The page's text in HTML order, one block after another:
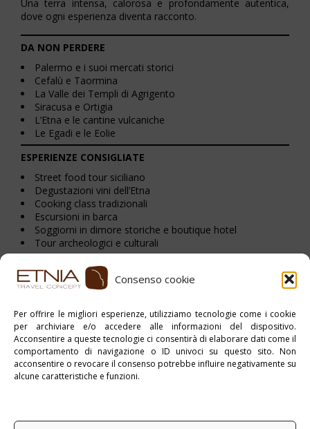
Consenso cookie
Per offrire le migliori esperienze, utilizziamo tecnologie come i cookie
per archiviare e/o accedere alle informazioni del dispositivo.
Acconsentire a queste tecnologie ci consentirà di elaborare dati come il
comportamento di navigazione o ID univoci su questo sito. Non
acconsentire o revocare il consenso potrebbe influire negativamente su
alcune caratteristiche e funzioni.
Una terra intensa, calorosa e profondamente autentica,
dove ogni esperienza diventa racconto.
DA NON PERDERE
Palermo e i suoi mercati storici
Cefalù e Taormina
La Valle dei Templi di Agrigento
Siracusa e Ortigia
L’Etna e le cantine vulcaniche
Le Egadi e le Eolie
ESPERIENZE CONSIGLIATE
Street food tour siciliano
Degustazioni vini dell’Etna
Cooking class tradizionali
Escursioni in barca
Soggiorni in dimore storiche e boutique hotel
Tour archeologici e culturali
Stampa PDF
Pubblicato in:myItalianExperience,Sicilia
Tag:Info